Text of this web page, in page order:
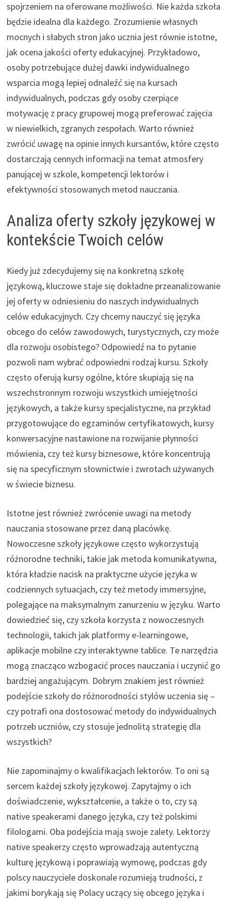
spojrzeniem na oferowane możliwości. Nie każda szkoła
będzie idealna dla każdego. Zrozumienie własnych
mocnych i słabych stron jako ucznia jest równie istotne,
jak ocena jakości oferty edukacyjnej. Przykładowo,
osoby potrzebujące dużej dawki indywidualnego
wsparcia mogą lepiej odnaleźć się na kursach
indywidualnych, podczas gdy osoby czerpiące
motywację z pracy grupowej mogą preferować zajęcia
w niewielkich, zgranych zespołach. Warto również
zwrócić uwagę na opinie innych kursantów, które często
dostarczają cennych informacji na temat atmosfery
panującej w szkole, kompetencji lektorów i
efektywności stosowanych metod nauczania.
Analiza oferty szkoły językowej w
kontekście Twoich celów
Kiedy już zdecydujemy się na konkretną szkołę
językową, kluczowe staje się dokładne przeanalizowanie
jej oferty w odniesieniu do naszych indywidualnych
celów edukacyjnych. Czy chcemy nauczyć się języka
obcego do celów zawodowych, turystycznych, czy może
dla rozwoju osobistego? Odpowiedź na to pytanie
pozwoli nam wybrać odpowiedni rodzaj kursu. Szkoły
często oferują kursy ogólne, które skupiają się na
wszechstronnym rozwoju wszystkich umiejętności
językowych, a także kursy specjalistyczne, na przykład
przygotowujące do egzaminów certyfikatowych, kursy
konwersacyjne nastawione na rozwijanie płynności
mówienia, czy też kursy biznesowe, które koncentrują
się na specyficznym słownictwie i zwrotach używanych
w świecie biznesu.
Istotne jest również zwrócenie uwagi na metody
nauczania stosowane przez daną placówkę.
Nowoczesne szkoły językowe często wykorzystują
różnorodne techniki, takie jak metoda komunikatywna,
która kładzie nacisk na praktyczne użycie języka w
codziennych sytuacjach, czy też metody immersyjne,
polegające na maksymalnym zanurzeniu w języku. Warto
dowiedzieć się, czy szkoła korzysta z nowoczesnych
technologii, takich jak platformy e-learningowe,
aplikacje mobilne czy interaktywne tablice. Te narzędzia
mogą znacząco wzbogacić proces nauczania i uczynić go
bardziej angażującym. Dobrym znakiem jest również
podejście szkoły do różnorodności stylów uczenia się –
czy potrafi ona dostosować metody do indywidualnych
potrzeb uczniów, czy stosuje jednolitą strategię dla
wszystkich?
Nie zapominajmy o kwalifikacjach lektorów. To oni są
sercem każdej szkoły językowej. Zapytajmy o ich
doświadczenie, wykształcenie, a także o to, czy są
native speakerami danego języka, czy też polskimi
filologami. Oba podejścia mają swoje zalety. Lektorzy
native speakerzy często wprowadzają autentyczną
kulturę językową i poprawiają wymowę, podczas gdy
polscy nauczyciele doskonale rozumieją trudności, z
jakimi borykają się Polacy uczący się obcego języka i